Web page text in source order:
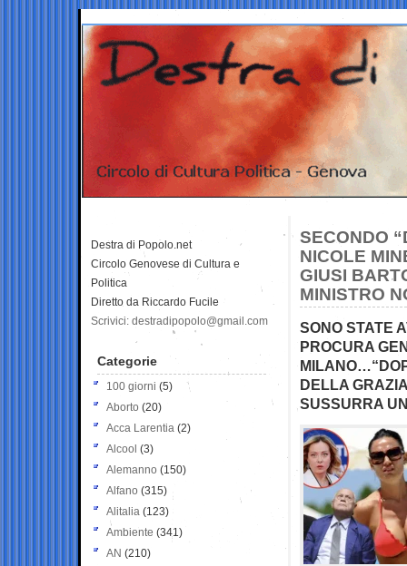
SECONDO
NICOLE
GIUSI
MINISTRO
SONO STATE
PROCURA
DELLA
SUSSURRA
Destra di Popolo.net
Circolo Genovese di Cultura e
Politica
Diretto da Riccardo Fucile
Scrivici: destradipopolo@gmail.com
Categorie
100 giorni (5)
Aborto (20)
Acca Larentia (2)
Alcool (3)
Alemanno (150)
Alfano (315)
Alitalia (123)
Ambiente (341)
AN (210)